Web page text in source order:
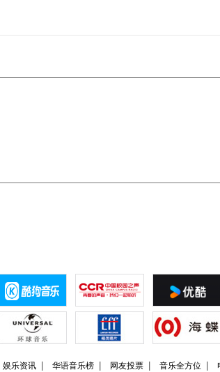
娱乐资讯 华语音乐榜 网友投票 音乐全方位